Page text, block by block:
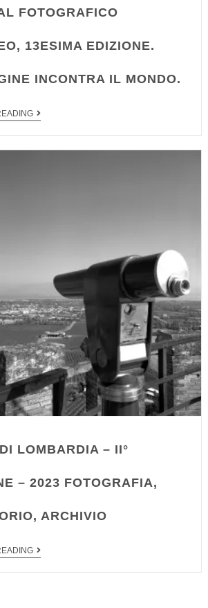
FOTOGRAFICO
13ESIMA EDIZIONE.
INCONTRA IL MONDO.
LOMBARDIA – II°
– 2023 FOTOGRAFIA,
ARCHIVIO